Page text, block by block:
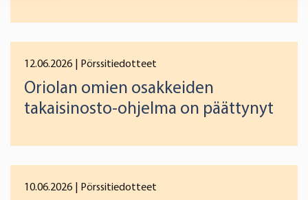
We use cookies to offer you a better user experience,
analyse traffic and for advertising. You may change your
preferences below or at any time later.
12.06.2026 | Pörssitiedotteet
Oriolan omien osakkeiden
takaisinosto-ohjelma on päättynyt
10.06.2026 | Pörssitiedotteet